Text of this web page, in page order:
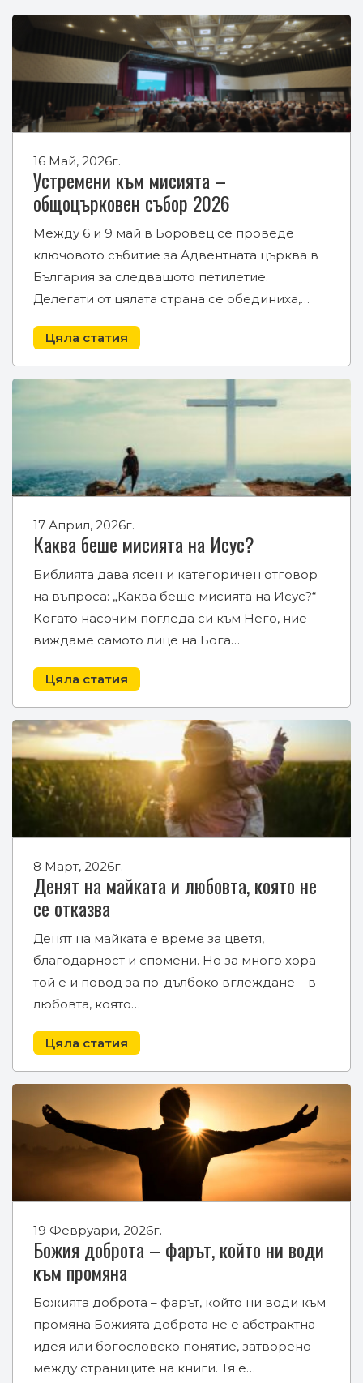
16 Май, 2026г.
Устремени към мисията –
общоцърковен събор 2026
Между 6 и 9 май в Боровец се проведе
ключовото събитие за Адвентната църква в
България за следващото петилетие.
Делегати от цялата страна се обединиха,…
Цяла статия
17 Април, 2026г.
Каква беше мисията на Исус?
Библията дава ясен и категоричен отговор
на въпроса: „Каква беше мисията на Исус?“
Когато насочим погледа си към Него, ние
виждаме самото лице на Бога…
Цяла статия
8 Март, 2026г.
Денят на майката и любовта, която не
се отказва
Денят на майката е време за цветя,
благодарност и спомени. Но за много хора
той е и повод за по-дълбоко вглеждане – в
любовта, която…
Цяла статия
19 Февруари, 2026г.
Божия доброта – фарът, който ни води
към промяна
Божията доброта – фарът, който ни води към
промяна Божията доброта не е абстрактна
идея или богословско понятие, затворено
между страниците на книги. Тя е…